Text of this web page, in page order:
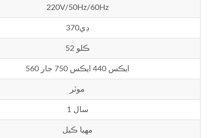
220V/50Hz/60Hz
370ڊي
52 ڪلو
560 ايڪس 440 ايڪس 750 جار
موٽر
1 سال
مهيا ڪيل